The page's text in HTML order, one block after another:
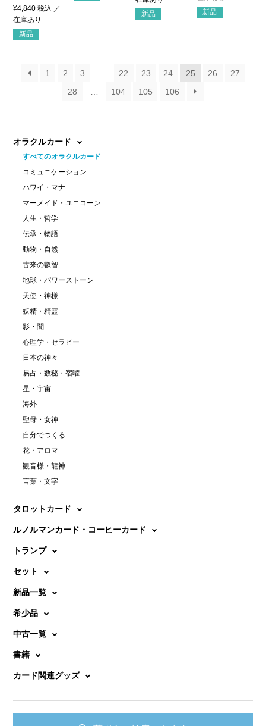
¥4,840 税込
新品
新品 新品
1 2 3 22 23 24 25 26
27
28
104 105 106
オラクルカード
すべてのオラクルカード
コミュニケーション
ハワイ・マナ
マーメイド・ユニコーン
人生・哲学
伝承・物語
動物・自然
古来の叡智
地球・パワーストーン
天使・神様
妖精・精霊
影・闇
心理学・セラピー
日本の神々
易占・数秘・宿曜
星・宇宙
海外
聖母・女神
自分でつくる
花・アロマ
観音様・龍神
言葉・文字
タロットカード
ルノルマンカード・コーヒーカード
トランプ
セット
新品一覧
希少品
中古一覧
書籍
カード関連グッズ